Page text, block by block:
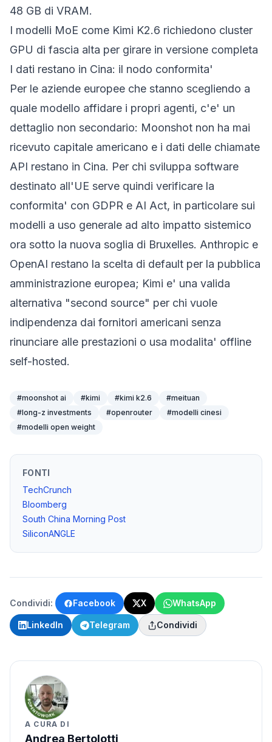
48 GB di VRAM.
I modelli MoE come Kimi K2.6 richiedono cluster
GPU di fascia alta per girare in versione completa
I dati restano in Cina: il nodo conformita'
Per le aziende europee che stanno scegliendo a
quale modello affidare i propri agenti, c'e' un
dettaglio non secondario: Moonshot non ha mai
ricevuto capitale americano e i dati delle chiamate
API restano in Cina. Per chi sviluppa software
destinato all'UE serve quindi verificare la
conformita' con GDPR e AI Act, in particolare sui
modelli a uso generale ad alto impatto sistemico
ora sotto la nuova soglia di Bruxelles. Anthropic e
OpenAI restano la scelta di default per la pubblica
amministrazione europea; Kimi e' una valida
alternativa "second source" per chi vuole
indipendenza dai fornitori americani senza
rinunciare alle prestazioni o usa modalita' offline
self-hosted.
#moonshot ai #kimi #kimi k2.6 #meituan
#long-z investments #openrouter #modelli cinesi
#modelli open weight
FONTI
TechCrunch
Bloomberg
South China Morning Post
SiliconANGLE
Condividi: Facebook X WhatsApp
LinkedIn Telegram Condividi
A CURA DI
Andrea Bertolotti